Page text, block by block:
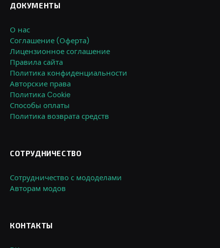
ДОКУМЕНТЫ
О нас
Соглашение (Оферта)
Лицензионное соглашение
Правила сайта
Политика конфиденциальности
Авторские права
Политика Cookie
Способы оплаты
Политика возврата средств
СОТРУДНИЧЕСТВО
Сотрудничество с мододелами
Авторам модов
КОНТАКТЫ